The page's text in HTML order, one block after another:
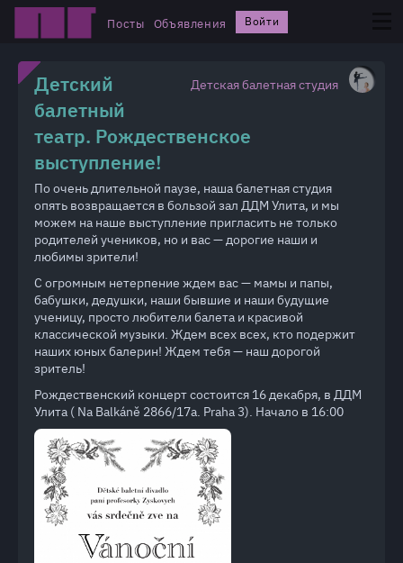
Посты Объявления Войти
Детская балетная студия
Детский
балетный
театр. Рождественское
выступление!
По очень длительной паузе, наша балетная студия
опять возвращается в бользой зал ДДМ Улита, и мы
можем на наше выступление пригласить не только
родителей учеников, но и вас — дорогие наши и
любимы зрители!
С огромным нетерпение ждем вас — мамы и папы,
бабушки, дедушки, наши бывшие и наши будущие
ученицу, просто любители балета и красивой
классической музыки. Ждем всех всех, кто подержит
наших юных балерин! Ждем тебя — наш дорогой
зритель!
Рождественский концерт состоится 16 декабря, в ДДМ
Улита ( Na Balkáně 2866/17a. Praha 3). Начало в 16:00